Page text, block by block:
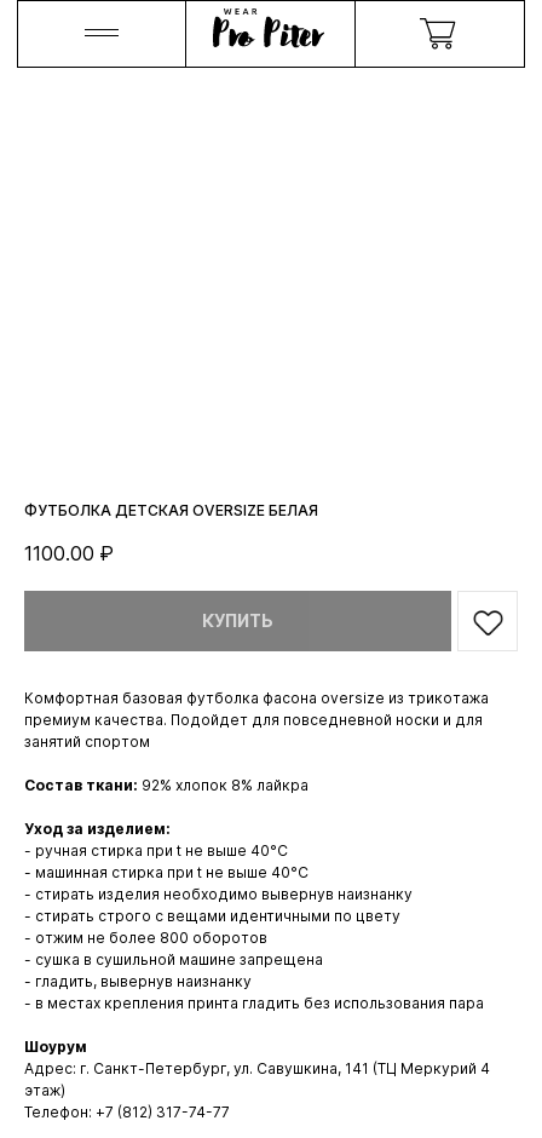
ФУТБОЛКА ДЕТСКАЯ OVERSIZE БЕЛАЯ
1100.00 ₽
КУПИТЬ
Комфортная базовая футболка фасона oversize из трикотажа
премиум качества. Подойдет для повседневной носки и для
занятий спортом
Состав ткани: 92% хлопок 8% лайкра
Уход за изделием:
- ручная стирка при t не выше 40°С
- машинная стирка при t не выше 40°С
- стирать изделия необходимо вывернув наизнанку
- стирать строго с вещами идентичными по цвету
- отжим не более 800 оборотов
- сушка в сушильной машине запрещена
- гладить, вывернув наизнанку
- в местах крепления принта гладить без использования пара
Шоурум
Адрес: г. Санкт-Петербург, ул. Савушкина, 141 (ТЦ Меркурий 4
этаж)
Телефон: +7 (812) 317-74-77